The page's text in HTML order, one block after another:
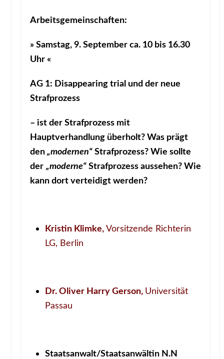
Arbeitsgemeinschaften:
» Samstag, 9. September ca. 10 bis 16.30
Uhr «
AG 1: Disappearing trial und der neue
Strafprozess
– ist der Strafprozess mit
Hauptverhandlung überholt? Was prägt
den„modernen“ Strafprozess? Wie sollte
der „moderne“ Strafprozess aussehen? Wie
kann dort verteidigt werden?
Kristin Klimke,Vorsitzende Richterin
LG, Berlin
Dr. Oliver Harry Gerson, Universität
Passau
Staatsanwalt/Staatsanwältin N.N